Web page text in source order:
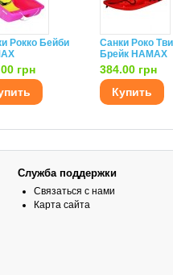
Рокко Бейби
грн
Санки Роко
Брейк HAMAX
384.00 грн
Купить
Служба поддержки
Связаться с нами
Карта сайта